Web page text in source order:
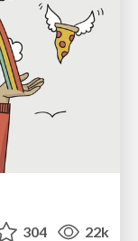
304 22k